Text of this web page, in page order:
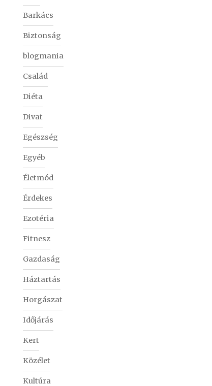
Barkács
Biztonság
blogmania
Család
Diéta
Divat
Egészség
Egyéb
Életmód
Érdekes
Ezotéria
Fitnesz
Gazdaság
Háztartás
Horgászat
Időjárás
Kert
Közélet
Kultúra